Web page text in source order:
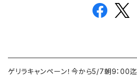
ゲリラキャンペーン！今から5/7朝9：00迄